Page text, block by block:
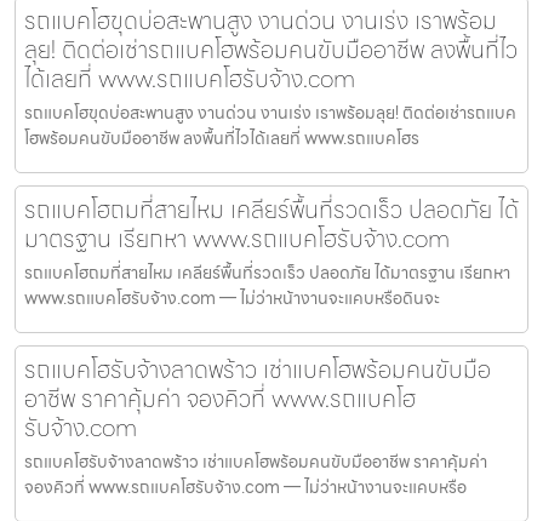
รถแบคโฮขุดบ่อสะพานสูง งานด่วน งานเร่ง เราพร้อม
ลุย! ติดต่อเช่ารถแบคโฮพร้อมคนขับมืออาชีพ ลงพื้นที่ไว
ได้เลยที่ www.รถแบคโฮรับจ้าง.com
รถแบคโฮขุดบ่อสะพานสูง งานด่วน งานเร่ง เราพร้อมลุย! ติดต่อเช่ารถแบค
โฮพร้อมคนขับมืออาชีพ ลงพื้นที่ไวได้เลยที่ www.รถแบคโฮร
รถแบคโฮถมที่สายไหม เคลียร์พื้นที่รวดเร็ว ปลอดภัย ได้
มาตรฐาน เรียกหา www.รถแบคโฮรับจ้าง.com
รถแบคโฮถมที่สายไหม เคลียร์พื้นที่รวดเร็ว ปลอดภัย ได้มาตรฐาน เรียกหา
www.รถแบคโฮรับจ้าง.com — ไม่ว่าหน้างานจะแคบหรือดินจะ
รถแบคโฮรับจ้างลาดพร้าว เช่าแบคโฮพร้อมคนขับมือ
อาชีพ ราคาคุ้มค่า จองคิวที่ www.รถแบคโฮ
รับจ้าง.com
รถแบคโฮรับจ้างลาดพร้าว เช่าแบคโฮพร้อมคนขับมืออาชีพ ราคาคุ้มค่า
จองคิวที่ www.รถแบคโฮรับจ้าง.com — ไม่ว่าหน้างานจะแคบหรือ